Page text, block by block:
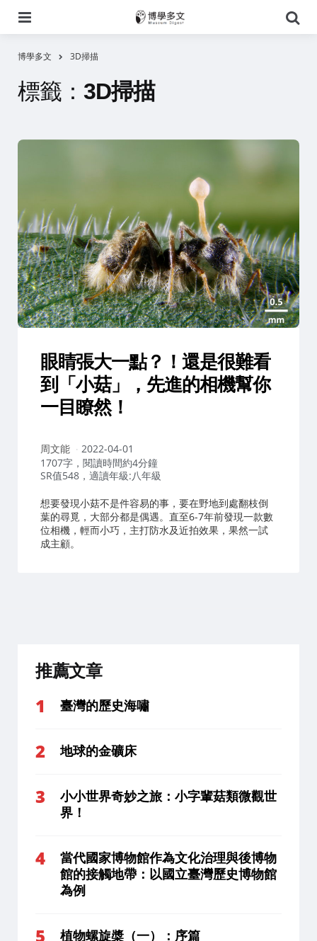
尋
博學多文 3D掃描
標籤： 3D掃描
眼睛張大一點？！還是很難看
到「小菇」，先進的相機幫你
一目瞭然！
作
者：
周文能
2022-04-01
1707字，閱讀時間約4分鐘
SR值548，適讀年級:八年級
想要發現小菇不是件容易的事，要在野地到處翻枝倒
葉的尋覓，大部分都是偶遇。直至6-7年前發現一款數
位相機，輕而小巧，主打防水及近拍效果，果然一試
成主顧。
推薦文章
臺灣的歷史海嘯
地球的金礦床
小小世界奇妙之旅：小字輩菇類微觀世
界！
當代國家博物館作為文化治理與後博物
館的接觸地帶：以國立臺灣歷史博物館
為例
植物螺旋槳（一）：序篇